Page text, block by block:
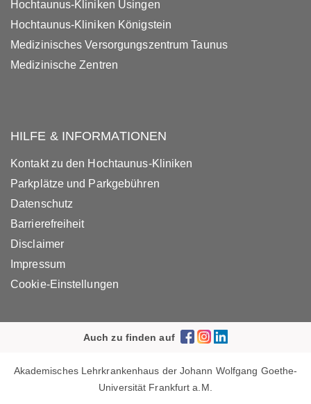
Hochtaunus-Kliniken Usingen
Hochtaunus-Kliniken Königstein
Medizinisches Versorgungszentrum Taunus
Medizinische Zentren
HILFE & INFORMATIONEN
Kontakt zu den Hochtaunus-Kliniken
Parkplätze und Parkgebühren
Datenschutz
Barrierefreiheit
Disclaimer
Impressum
Cookie-Einstellungen
Auch zu finden auf
Akademisches Lehrkrankenhaus der Johann Wolfgang Goethe-
Universität Frankfurt a.M.